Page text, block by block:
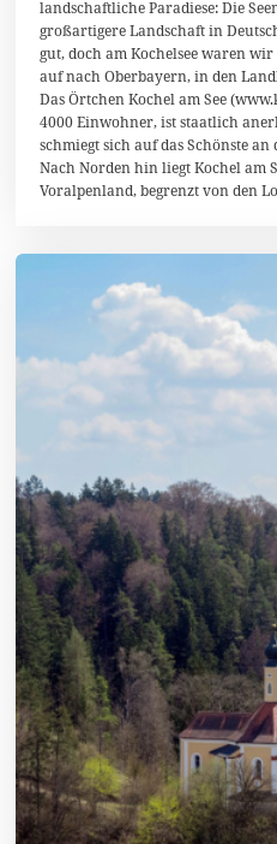
2
6
landschaftliche Paradiese: Die
großartigere Landschaft in
gut, doch am Kochelsee waren
auf nach Oberbayern, in den
Das Örtchen Kochel am See
4000 Einwohner, ist staatlich
schmiegt sich auf das Schönste
Nach Norden hin liegt Kochel am
Voralpenland, begrenzt von den